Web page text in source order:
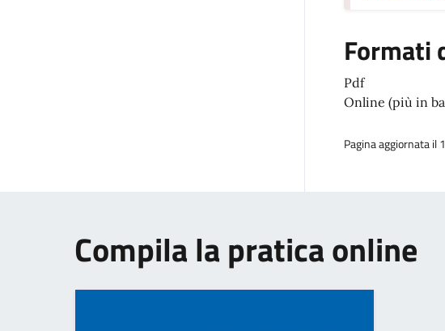
Formati
Pdf
Online (più in
Pagina aggiornata
Compila la pratica online